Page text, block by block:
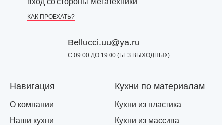
вход со стороны Мегатехники
КАК ПРОЕХАТЬ?
Bellucci.uu@ya.ru
С 09:00 ДО 19:00 (БЕЗ ВЫХОДНЫХ)
Навигация
О компании
Наши кухни
Кухни по материалам
Кухни из пластика
Кухни из массива